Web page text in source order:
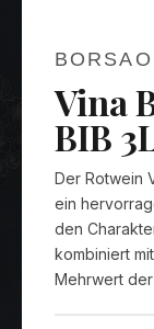
BORSAO
Vina
BIB
Der Rotwein
ein
den
kombiniert
Mehrwert